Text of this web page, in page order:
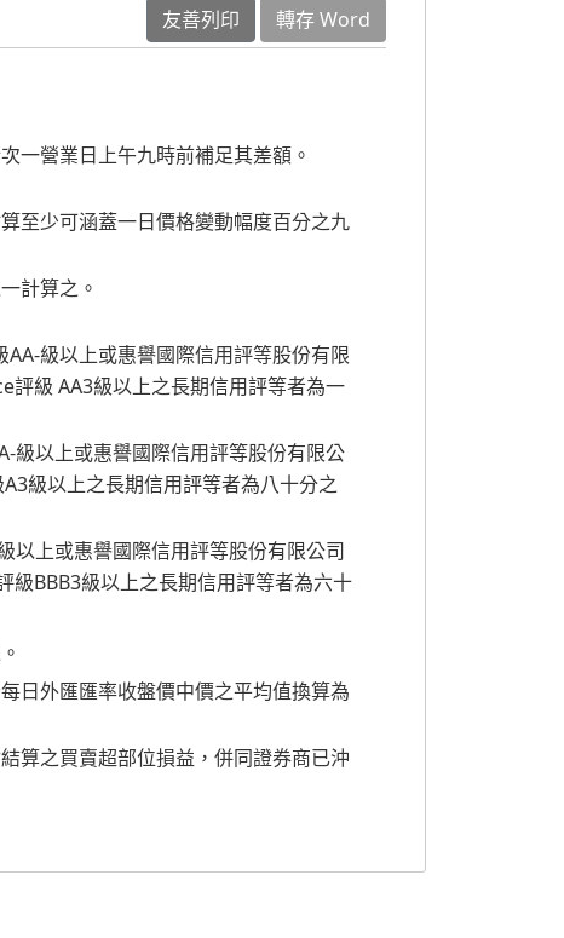
友善列印 轉存 Word
一營業日上午九時前補足其差額。
至少可涵蓋一日價格變動幅度百分之九
計算之。
級以上或惠譽國際信用評等股份有限
級 AA3級以上之長期信用評等者為一
以上或惠譽國際信用評等股份有限公
級以上之長期信用評等者為八十分之
上或惠譽國際信用評等股份有限公司
BBB3級以上之長期信用評等者為六十
日外匯匯率收盤價中價之平均值換算為
算之買賣超部位損益，併同證券商已沖